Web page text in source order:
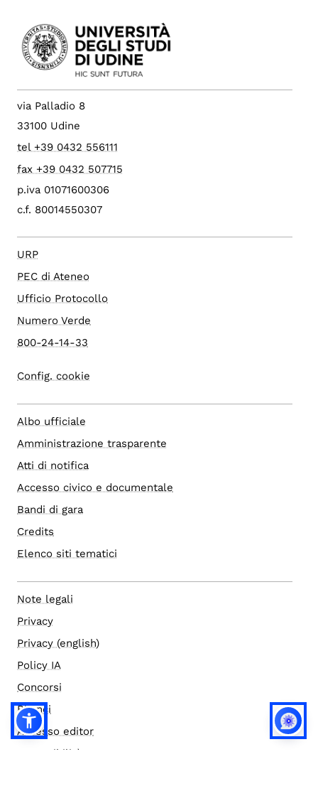
via Palladio 8
33100 Udine
tel +39 0432 556111
fax +39 0432 507715
p.iva 01071600306
c.f. 80014550307
URP
PEC di Ateneo
Ufficio Protocollo
Numero Verde
800-24-14-33
Config. cookie
Albo ufficiale
Amministrazione trasparente
Atti di notifica
Accesso civico e documentale
Bandi di gara
Credits
Elenco siti tematici
Note legali
Privacy
Privacy (english)
Policy IA
Concorsi
Bilanci
Accesso editor
Accessibilità